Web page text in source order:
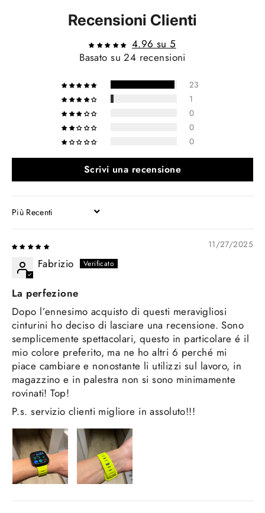
Recensioni Clienti
4.96 su 5
Basato su 24 recensioni
23
1
0
0
0
Scrivi una recensione
SORT BY
11/27/2025
Fabrizio
La perfezione
Dopo l’ennesimo acquisto di questi meravigliosi
cinturini ho deciso di lasciare una recensione. Sono
semplicemente spettacolari, questo in particolare é il
mio colore preferito, ma ne ho altri 6 perché mi
piace cambiare e nonostante li utilizzi sul lavoro, in
magazzino e in palestra non si sono minimamente
rovinati! Top!
P.s. servizio clienti migliore in assoluto!!!